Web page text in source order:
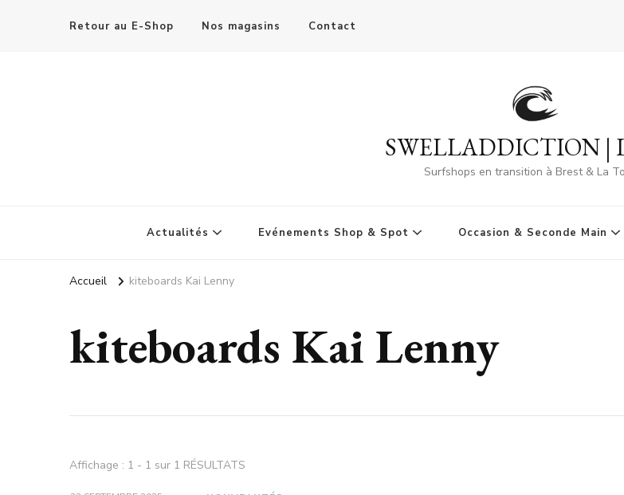
Retour au E-Shop Nos magasins Contact
SWELLADDICTION |
Surfshops en transition à Brest & La
Actualités Evénements Shop & Spot Occasion & Seconde Main
Accueil kiteboards Kai Lenny
kiteboards Kai Lenny
Affichage : 1 - 1 sur 1 RÉSULTATS